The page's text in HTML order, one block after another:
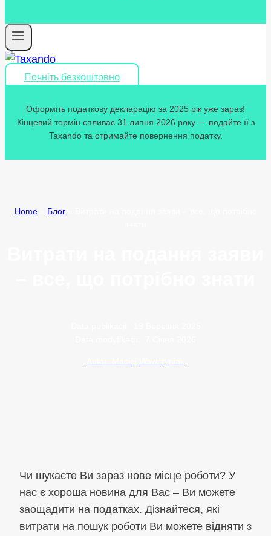
Почніть безкоштовно
Оформіть податкову декларацію за 2025 рік уже зараз!
Кінцевий термін спливає 31 липня 2026 року — подайте її з
Taxando та отримайте повернення податку.
Home» Блог»
Чи шукаєте Ви зараз нове місце роботи? У
нас є хороша новина для Вас – Ви можете
заощадити на податках. Дізнайтеся, які
витрати на пошук роботи Ви можете відняти з